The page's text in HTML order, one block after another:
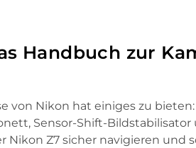
Handbuch zur
von Nikon hat einiges zu
Sensor-Shift-Bildstabilisator
Nikon Z7 sicher navigieren und